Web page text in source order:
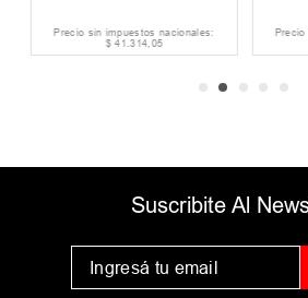
Precio sin impuestos nacionales:
$ 41.314,05
Suscribite Al